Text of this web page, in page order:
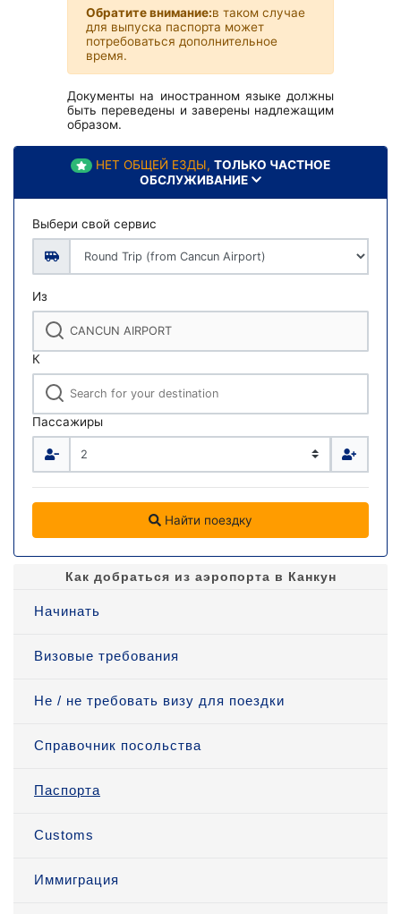
Обратите внимание:в таком случае
для выпуска паспорта может
потребоваться дополнительное
время.
Документы на иностранном языке должны
быть переведены и заверены надлежащим
образом.
НЕТ ОБЩЕЙ ЕЗДЫ, ТОЛЬКО ЧАСТНОЕ
ОБСЛУЖИВАНИЕ
Выбери свой сервис
Из
К
Пассажиры
Найти поездку
Как добраться из аэропорта в Канкун
Начинать
Визовые требования
Не / не требовать визу для поездки
Справочник посольства
Паспорта
Customs
Иммиграция